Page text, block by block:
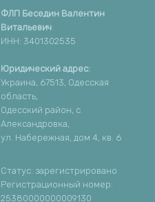
ФЛП Беседин Валентин
Витальевич
ИНН: 3401302535
Юридический адрес:
Украина, 67513, Одесская
область,
Одесский район, с.
Александровка,
ул. Набережная, дом 4, кв. 6
Статус: зарегистрировано
Регистрационный номер:
25380000000009130